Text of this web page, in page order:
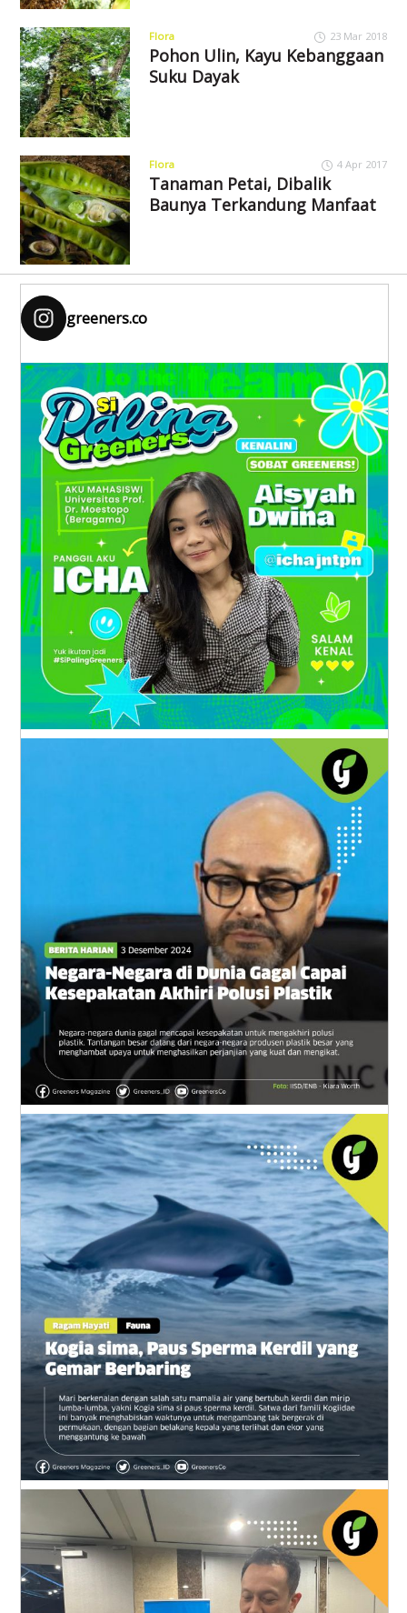
Flora 23 Mar 2018
Pohon Ulin, Kayu Kebanggaan
Suku Dayak
Flora 4 Apr 2017
Tanaman Petai, Dibalik
Baunya Terkandung Manfaat
greeners.co